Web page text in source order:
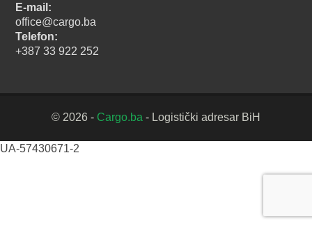
E-mail:
office@cargo.ba
Telefon:
+387 33 922 252
© 2026 - Cargo.ba - Logistički adresar BiH
UA-57430671-2